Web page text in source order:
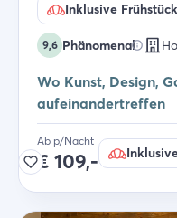
Inklusive Frühstück
9,6 Phänomenal
Wo Kunst, Design,
aufeinandertreffen
Ab p/Nacht
€ 109,-